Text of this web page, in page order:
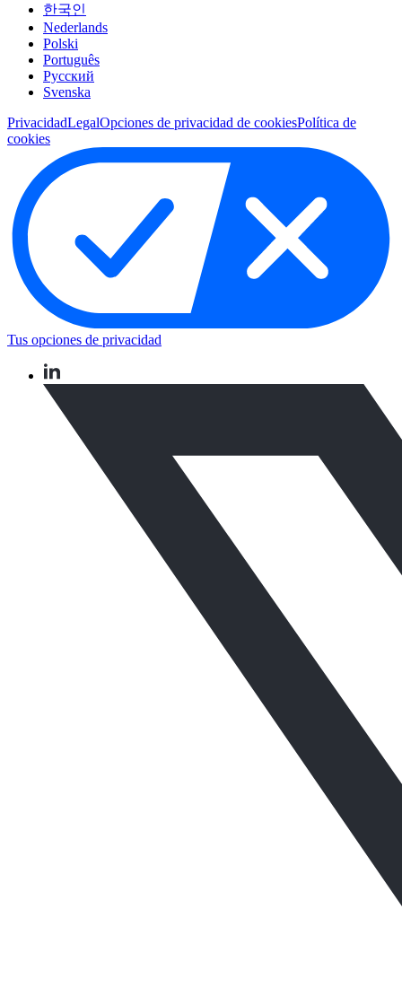
한국인
Nederlands
Polski
Português
Pусский
Svenska
PrivacidadLegalOpciones de privacidad de cookiesPolítica de
cookies
Tus opciones de privacidad